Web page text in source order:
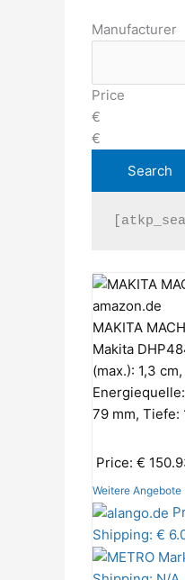
Manufacturer
Price
€
€
amazon.de
MAKITA
Makita
(max.): 1,3
79 mm, Tiefe:
Price: €
Weitere Angebote
Shipping: €